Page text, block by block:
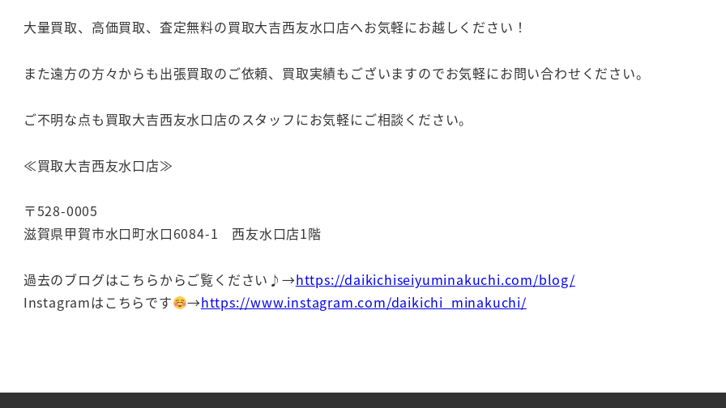
大量買取、高価買取、査定無料の買取大吉西友水口店へお気軽にお越しください！
また遠方の方々からも出張買取のご依頼、買取実績もございますのでお気軽にお問い合わせください。
ご不明な点も買取大吉西友水口店のスタッフにお気軽にご相談ください。
≪買取大吉西友水口店≫
〒528-0005
滋賀県甲賀市水口町水口6084-1 西友水口店1階
過去のブログはこちらからご覧ください♪→https://daikichiseiyuminakuchi.com/blog/
Instagramはこちらです
→https://www.instagram.com/daikichi_minakuchi/